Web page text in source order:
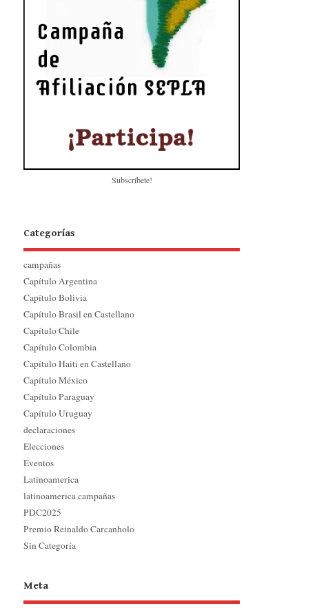
Subscríbete!
Categorías
campañas
Capítulo Argentina
Capítulo Bolivia
Capítulo Brasil en Castellano
Capítulo Chile
Capítulo Colombia
Capítulo Haiti en Castellano
Capítulo México
Capítulo Paraguay
Capítulo Uruguay
declaraciones
Elecciones
Eventos
Latinoamerica
latinoamerica campañas
PDC2025
Premio Reinaldo Carcanholo
Sin Categoría
Meta